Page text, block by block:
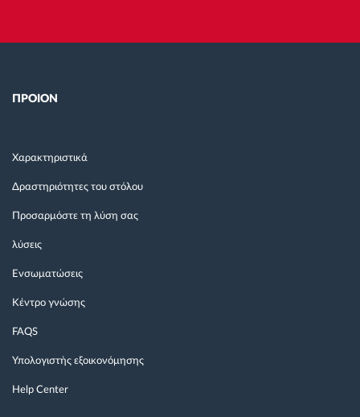
ΠΡΟΙΟΝ
Χαρακτηριστικά
Δραστηριότητες του στόλου
Προσαρμόστε τη λύση σας
λύσεις
Ενσωματώσεις
Κέντρο γνώσης
FAQS
Υπολογιστής εξοικονόμησης
Help Center